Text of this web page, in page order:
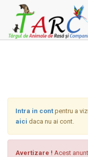
Intra in cont pentru a
aici daca nu ai cont.
Avertizare ! Acest